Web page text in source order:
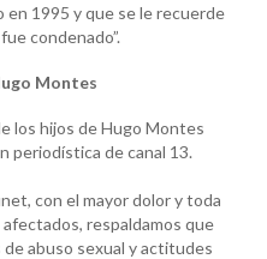
1995 y que se le recuerde
condenado”.
Montes
los hijos de Hugo Montes
periodística de canal 13.
con el mayor dolor y toda
respaldamos que
abuso sexual y actitudes